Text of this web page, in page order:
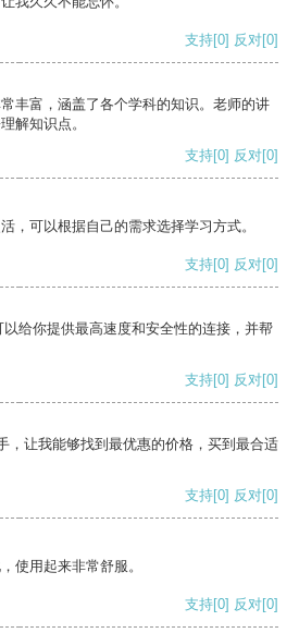
支持[0] 反对[0]
丰富，涵盖了各个学科的知识。老师的讲
解知识点。
支持[0] 反对[0]
，可以根据自己的需求选择学习方式。
支持[0] 反对[0]
给你提供最高速度和安全性的连接，并帮
支持[0] 反对[0]
，让我能够找到最优惠的价格，买到最合适
支持[0] 反对[0]
使用起来非常舒服。
支持[0] 反对[0]